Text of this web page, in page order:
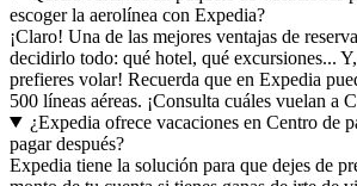
escoger la aerolínea con Expedia?
¡Claro! Una de las mejores ventajas de
decidirlo todo: qué hotel, qué excursiones...
prefieres volar! Recuerda que en Expedia
500 líneas aéreas. ¡Consulta cuáles vuelan a
¿Expedia ofrece vacaciones en Centro de
pagar después?
Expedia tiene la solución para que dejes de